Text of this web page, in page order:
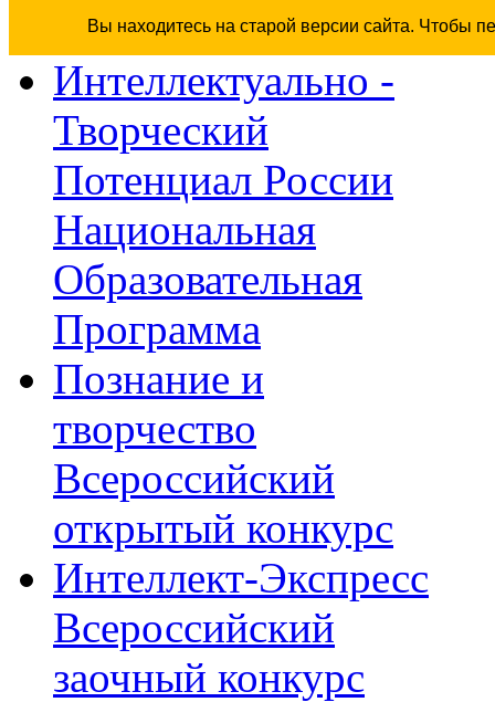
Вы находитесь на старой версии сайта. Чтобы
Интеллектуально -
Творческий
Потенциал России
Национальная
Образовательная
Программа
Познание и
творчество
Всероссийский
открытый конкурс
Интеллект-Экспресс
Всероссийский
заочный конкурс